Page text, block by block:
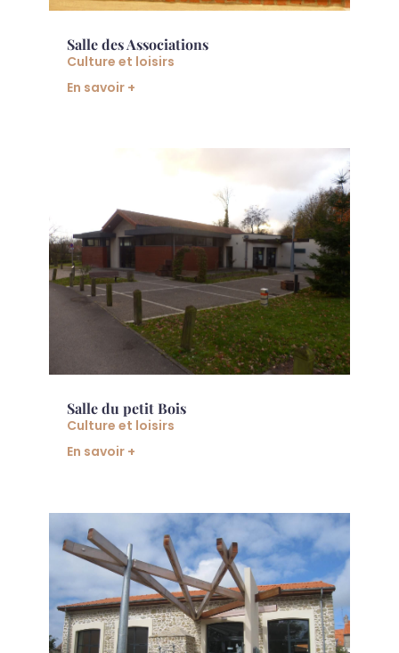
Salle des Associations
Culture et loisirs
En savoir +
Salle du petit Bois
Culture et loisirs
En savoir +